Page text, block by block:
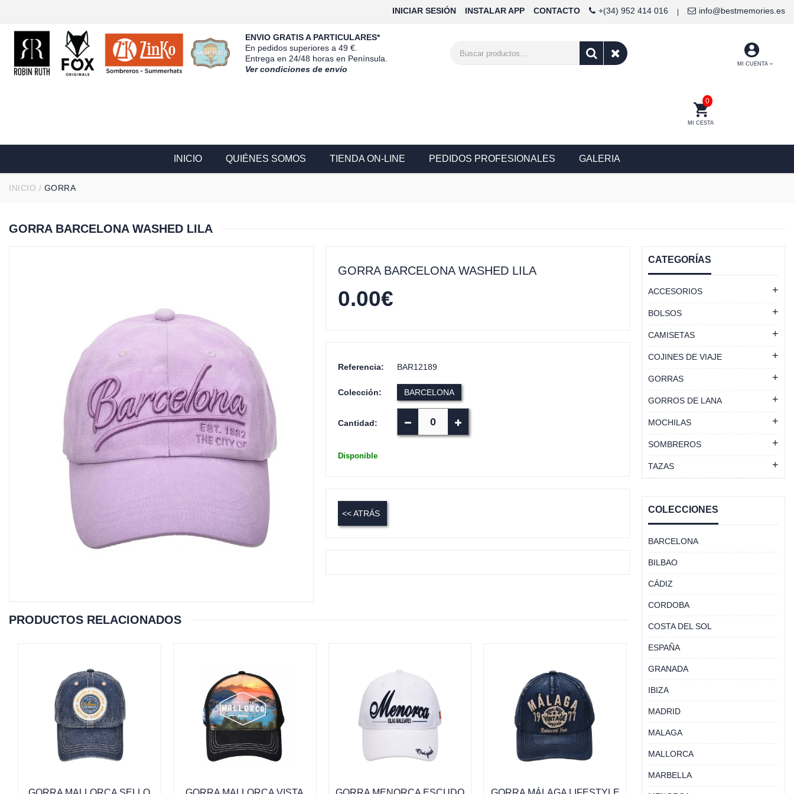
info@bestmemories.es
+(34) 952 414 016
CONTACTO
INSTALAR APP
INICIAR SESIÓN
ENVIO GRATIS A PARTICULARES*
En pedidos superiores a 49 €.
Entrega en 24/48 horas en Península.
Ver condiciones de envío
MI CUENTA
MI CESTA
0
INICIO QUIÉNES SOMOS TIENDA ON-LINE PEDIDOS PROFESIONALES GALERIA
INICIO / GORRA
GORRA BARCELONA WASHED LILA
GORRA BARCELONA WASHED LILA
0.00€
Referencia: BAR12189
Colección: BARCELONA
Cantidad:
Disponible
<< ATRÁS
PRODUCTOS RELACIONADOS
CATEGORÍAS
ACCESORIOS
BOLSOS
CAMISETAS
COJINES DE VIAJE
GORRAS
GORROS DE LANA
MOCHILAS
SOMBREROS
TAZAS
COLECCIONES
BARCELONA
BILBAO
CÁDIZ
CORDOBA
COSTA DEL SOL
ESPAÑA
GRANADA
IBIZA
MADRID
MALAGA
MALLORCA
MARBELLA